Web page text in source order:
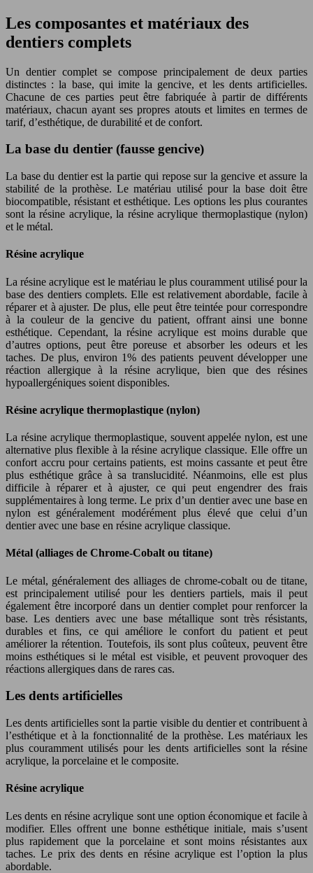
Les composantes et matériaux des
dentiers complets
Un dentier complet se compose principalement de deux parties
distinctes : la base, qui imite la gencive, et les dents artificielles.
Chacune de ces parties peut être fabriquée à partir de différents
matériaux, chacun ayant ses propres atouts et limites en termes de
tarif, d’esthétique, de durabilité et de confort.
La base du dentier (fausse gencive)
La base du dentier est la partie qui repose sur la gencive et assure la
stabilité de la prothèse. Le matériau utilisé pour la base doit être
biocompatible, résistant et esthétique. Les options les plus courantes
sont la résine acrylique, la résine acrylique thermoplastique (nylon)
et le métal.
Résine acrylique
La résine acrylique est le matériau le plus couramment utilisé pour la
base des dentiers complets. Elle est relativement abordable, facile à
réparer et à ajuster. De plus, elle peut être teintée pour correspondre
à la couleur de la gencive du patient, offrant ainsi une bonne
esthétique. Cependant, la résine acrylique est moins durable que
d’autres options, peut être poreuse et absorber les odeurs et les
taches. De plus, environ 1% des patients peuvent développer une
réaction allergique à la résine acrylique, bien que des résines
hypoallergéniques soient disponibles.
Résine acrylique thermoplastique (nylon)
La résine acrylique thermoplastique, souvent appelée nylon, est une
alternative plus flexible à la résine acrylique classique. Elle offre un
confort accru pour certains patients, est moins cassante et peut être
plus esthétique grâce à sa translucidité. Néanmoins, elle est plus
difficile à réparer et à ajuster, ce qui peut engendrer des frais
supplémentaires à long terme. Le prix d’un dentier avec une base en
nylon est généralement modérément plus élevé que celui d’un
dentier avec une base en résine acrylique classique.
Métal (alliages de Chrome-Cobalt ou titane)
Le métal, généralement des alliages de chrome-cobalt ou de titane,
est principalement utilisé pour les dentiers partiels, mais il peut
également être incorporé dans un dentier complet pour renforcer la
base. Les dentiers avec une base métallique sont très résistants,
durables et fins, ce qui améliore le confort du patient et peut
améliorer la rétention. Toutefois, ils sont plus coûteux, peuvent être
moins esthétiques si le métal est visible, et peuvent provoquer des
réactions allergiques dans de rares cas.
Les dents artificielles
Les dents artificielles sont la partie visible du dentier et contribuent à
l’esthétique et à la fonctionnalité de la prothèse. Les matériaux les
plus couramment utilisés pour les dents artificielles sont la résine
acrylique, la porcelaine et le composite.
Résine acrylique
Les dents en résine acrylique sont une option économique et facile à
modifier. Elles offrent une bonne esthétique initiale, mais s’usent
plus rapidement que la porcelaine et sont moins résistantes aux
taches. Le prix des dents en résine acrylique est l’option la plus
abordable.